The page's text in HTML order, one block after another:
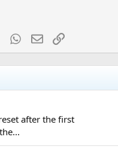
Tumblr WhatsApp
Электронная
Ссылка
after the first